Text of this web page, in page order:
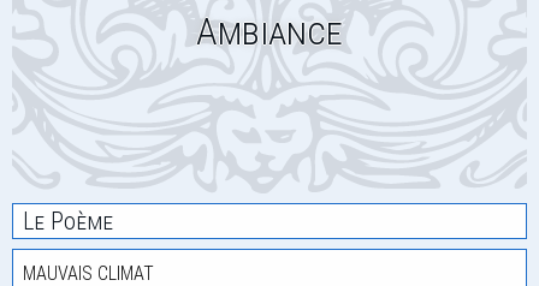
Ambiance
Le Poème
MAUVAIS CLIMAT